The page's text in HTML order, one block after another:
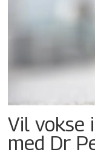
Vil vokse
med Dr